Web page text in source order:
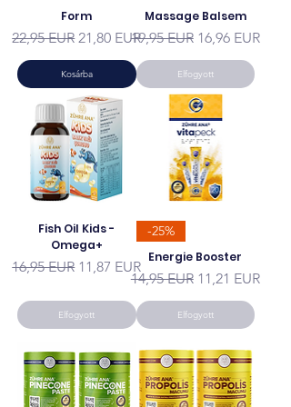
Form
Szokásos ár
22,95 EUR Akciós ár
21,80 EUR
Kosárba
Massage Balsem
Szokásos ár
19,95 EUR Akciós ár
16,96 EUR
Elfogyott
Fish Oil Kids -
Omega+
Szokásos ár
16,95 EUR Akciós ár
11,87 EUR
Elfogyott
-25%
Energie Booster
Szokásos ár
14,95 EUR Akciós ár
11,21 EUR
Elfogyott